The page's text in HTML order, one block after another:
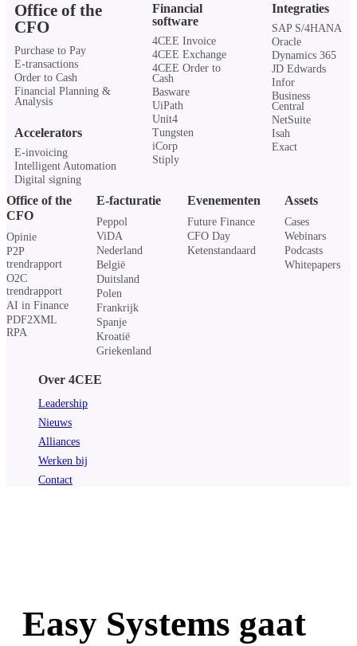
Office of the
CFO
Purchase to Pay
E-transactions
Order to Cash
Financial Planning &
Analysis
Accelerators
E-invoicing
Intelligent Automation
Digital signing
Financial
software
4CEE Invoice
4CEE Exchange
4CEE Order to
Cash
Basware
UiPath
Unit4
Tungsten
iCorp
Stiply
Integraties
SAP S/4HANA
Oracle
Dynamics 365
JD Edwards
Infor
Business
Central
NetSuite
Isah
Exact
Office of the
CFO
Opinie
P2P
trendrapport
O2C
trendrapport
AI in Finance
PDF2XML
RPA
E-facturatie
Peppol
ViDA
Nederland
België
Duitsland
Polen
Frankrijk
Spanje
Kroatië
Griekenland
Evenementen
Future Finance
CFO Day
Ketenstandaard
Assets
Cases
Webinars
Podcasts
Whitepapers
Over 4CEE
Leadership
Nieuws
Alliances
Werken bij
Contact
Easy Systems gaat